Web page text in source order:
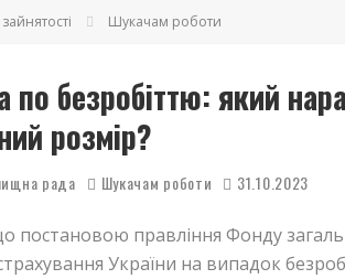
Шукачам роботи
по безробіттю: який
розмір?
рада Шукачам роботи 31.10.2023
постановою правління Фонду
України на випадок